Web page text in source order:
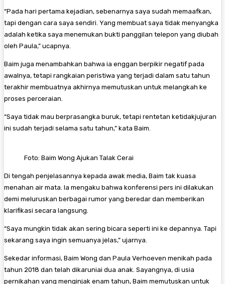
“Pada hari pertama kejadian, sebenarnya saya sudah memaafkan,
tapi dengan cara saya sendiri. Yang membuat saya tidak menyangka
adalah ketika saya menemukan bukti panggilan telepon yang diubah
oleh Paula,” ucapnya.
Baim juga menambahkan bahwa ia enggan berpikir negatif pada
awalnya, tetapi rangkaian peristiwa yang terjadi dalam satu tahun
terakhir membuatnya akhirnya memutuskan untuk melangkah ke
proses perceraian.
“Saya tidak mau berprasangka buruk, tetapi rentetan ketidakjujuran
ini sudah terjadi selama satu tahun,” kata Baim.
Foto: Baim Wong Ajukan Talak Cerai
Di tengah penjelasannya kepada awak media, Baim tak kuasa
menahan air mata. Ia mengaku bahwa konferensi pers ini dilakukan
demi meluruskan berbagai rumor yang beredar dan memberikan
klarifikasi secara langsung.
“Saya mungkin tidak akan sering bicara seperti ini ke depannya. Tapi
sekarang saya ingin semuanya jelas,” ujarnya.
Sekedar informasi, Baim Wong dan Paula Verhoeven menikah pada
tahun 2018 dan telah dikaruniai dua anak. Sayangnya, di usia
pernikahan yang menginjak enam tahun, Baim memutuskan untuk